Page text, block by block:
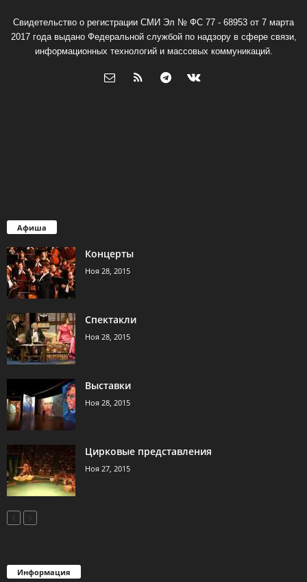
Свидетельство о регистрации СМИ Эл № ФС 77 - 68953 от 7 марта
2017 года выдано Федеральной службой по надзору в сфере связи,
информационных технологий и массовых коммуникаций.
Афиша
Концерты
Ноя 28, 2015
Спектакли
Ноя 28, 2015
Выставки
Ноя 28, 2015
Цирковые представления
Ноя 27, 2015
Информация